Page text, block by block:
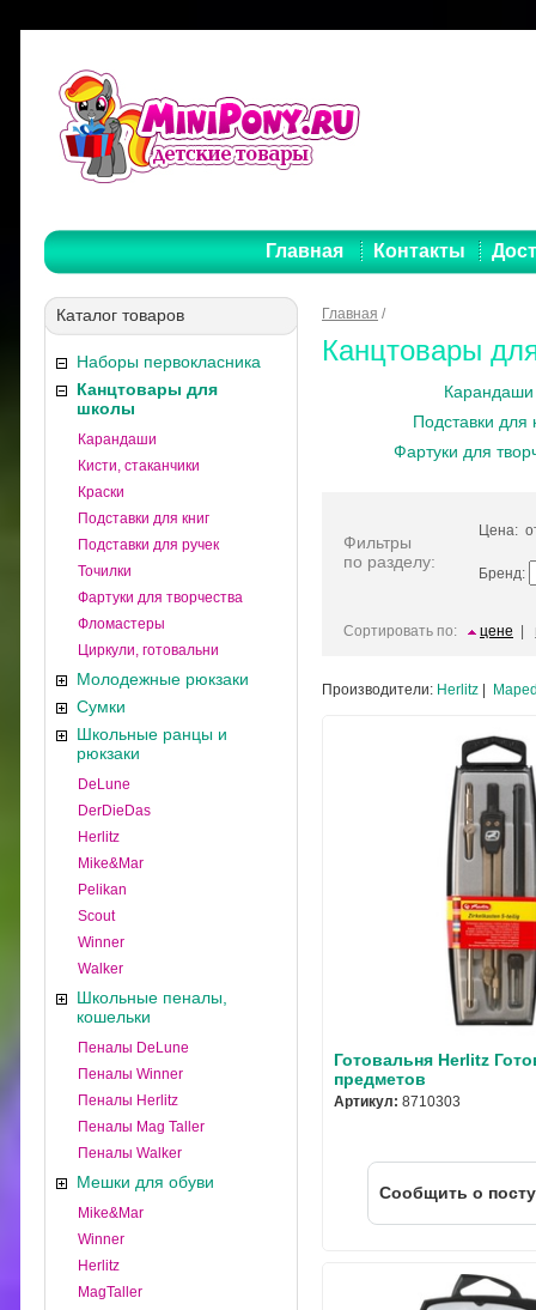
Главная Контакты
Каталог товаров
Наборы первокласника
Канцтовары для
школы
Карандаши
Кисти, стаканчики
Краски
Подставки для книг
Подставки для ручек
Точилки
Фартуки для творчества
Фломастеры
Циркули, готовальни
Молодежные рюкзаки
Сумки
Школьные ранцы и
рюкзаки
DeLune
DerDieDas
Herlitz
Mike&Mar
Pelikan
Scout
Winner
Walker
Школьные пеналы,
кошельки
Пеналы DeLune
Пеналы Winner
Пеналы Herlitz
Пеналы Mag Taller
Пеналы Walker
Мешки для обуви
Mike&Mar
Winner
Herlitz
MagTaller
Главная /
Канцтовары
Карандаши
Подставки для
Фартуки для
Фильтры
по разделу:
Цена:
Бренд:
Сортировать по: цене
Производители: Herlitz
Готовальня Herlitz
предметов
Артикул: 8710303
Cообщить о